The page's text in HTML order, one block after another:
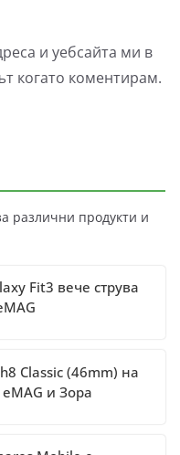
и уебсайта ми в
когато коментирам.
различни продукти и
Fit3 вече струва
Classic (46mm) на
и Зора